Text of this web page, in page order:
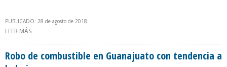
PUBLICADO: 28 de agosto de 2018
LEER MÁS
HACE 6 AÑOS
Robo de combustible en Guanajuato con tendencia a